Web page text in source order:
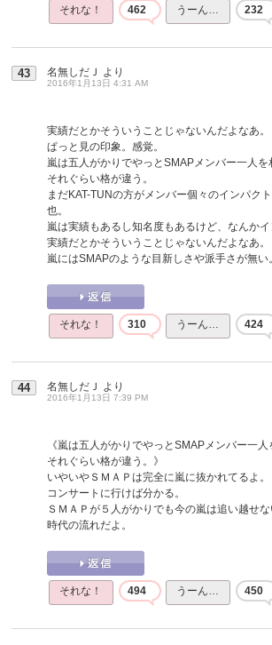
それな！ 462 うーん… 232
43 名無しだＪ より
2016年1月13日 4:31 AM
実績だとかそういうことじゃないんだよなあ。
ぱっと見の印象。感覚。
嵐は五人がかりでやっとSMAPメンバー一人を
それぐらい格が違う。
まだKAT-TUNの方がメンバー個々のインパク
也。
嵐は実績もあるし知名度もあるけど、なんかイ
実績だとかそういうことじゃないんだよなあ。
嵐にはSMAPのような目新しさや派手さが無い
それな！ 310 うーん… 424
44 名無しだＪ より
2016年1月13日 7:39 PM
《嵐は五人がかりでやっとSMAPメンバー一人
それぐらい格が違う。》
いやいやＳＭＡＰは完全に嵐に抜かれてるよ。
コンサートに行けば分かる。
ＳＭＡＰが５人がかりでも今の嵐は追い越せな
時代の流れだよ。
それな！ 494 うーん… 450